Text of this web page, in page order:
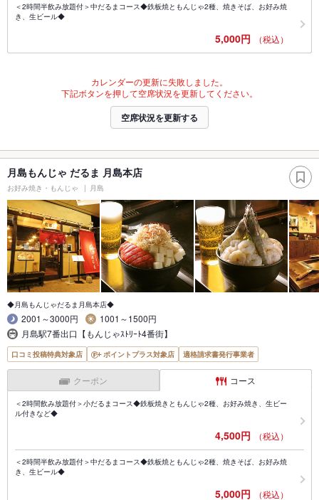
＜2時間半飲み放題付＞中だるまコース◆鉄板焼ともんじゃ2種、焼きそば、お好み焼
き、生ビール◆
5,000円 （税込）
カレンダーの更新に失敗しました。
下記ボタンを押して空席状況を更新してください。
空席状況を更新する
月島もんじゃ だるま 月島本店
お好み焼き・もんじゃ 月島
◆月島もんじゃだるま月島本店◆
2001～3000円
1001～1500円
月島駅7番出口【もんじゃｽﾄﾘｰﾄ4番街】
口コミ投稿特典対象店 ポイントプラス対象店 適格請求書発行事業者
クーポン コース
＜2時間飲み放題付＞小だるまコース◆鉄板焼きともんじゃ2種、お好み焼き、生ビー
ル付きなど◆
4,500円 （税込）
＜2時間半飲み放題付＞中だるまコース◆鉄板焼ともんじゃ2種、焼きそば、お好み焼
き、生ビール◆
5,000円 （税込）